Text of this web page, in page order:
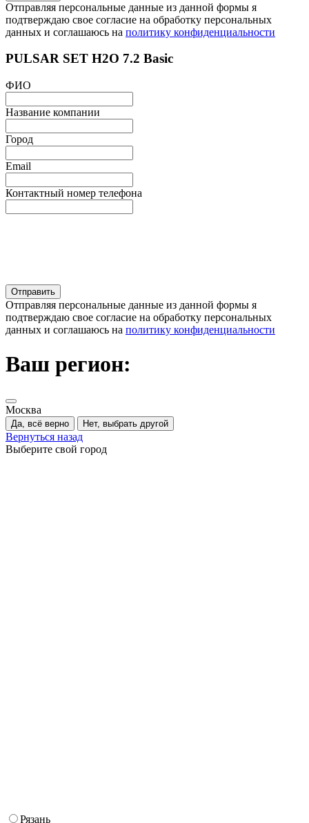
Отправляя персональные данные из данной формы я
подтверждаю свое согласие на обработку персональных
данных и соглашаюсь на политику конфиденциальности
PULSAR SET H2O 7.2 Basic
ФИО
Название компании
Город
Email
Контактный номер телефона
Отправляя персональные данные из данной формы я
подтверждаю свое согласие на обработку персональных
данных и соглашаюсь на политику конфиденциальности
Ваш регион:
Москва
Да, всё верно Нет, выбрать другой
Вернуться назад
Выберите свой город
Рязань